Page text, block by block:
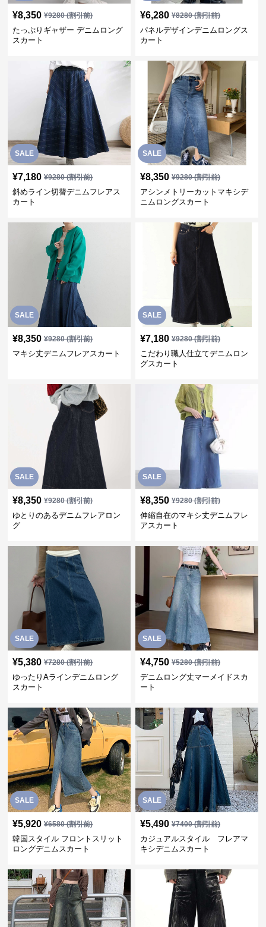
¥8,350 ¥9280(割引前)
たっぷりギャザー デニムロング
スカート
¥6,280 ¥8280(割引前)
パネルデザインデニムロングス
カート
SALE
¥7,180 ¥9280(割引前)
斜めライン切替デニムフレアス
カート
SALE
¥8,350 ¥9280(割引前)
アシンメトリーカットマキシデ
ニムロングスカート
SALE
¥8,350 ¥9280(割引前)
マキシ丈デニムフレアスカート
SALE
¥7,180 ¥9280(割引前)
こだわり職人仕立てデニムロン
グスカート
SALE
¥8,350 ¥9280(割引前)
ゆとりのあるデニムフレアロン
グ
SALE
¥8,350 ¥9280(割引前)
伸縮自在のマキシ丈デニムフレ
アスカート
SALE
¥5,380 ¥7280(割引前)
ゆったりAラインデニムロング
スカート
SALE
¥4,750 ¥5280(割引前)
デニムロング丈マーメイドスカ
ート
SALE
¥5,920 ¥6580(割引前)
韓国スタイル フロントスリット
ロングデニムスカート
SALE
¥5,490 ¥7400(割引前)
カジュアルスタイル フレアマ
キシデニムスカート